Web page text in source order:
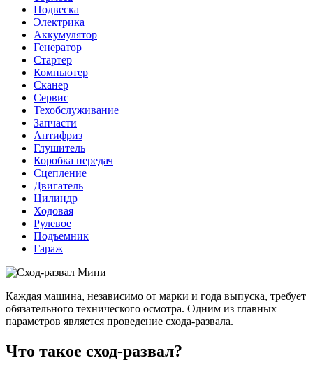
Подвеска
Электрика
Аккумулятор
Генератор
Стартер
Компьютер
Сканер
Сервис
Техобслуживание
Запчасти
Антифриз
Глушитель
Коробка передач
Сцепление
Двигатель
Цилиндр
Ходовая
Рулевое
Подъемник
Гараж
Каждая машина, независимо от марки и года выпуска, требует
обязательного технического осмотра. Одним из главных
параметров является проведение схода-развала.
Что такое сход-развал?